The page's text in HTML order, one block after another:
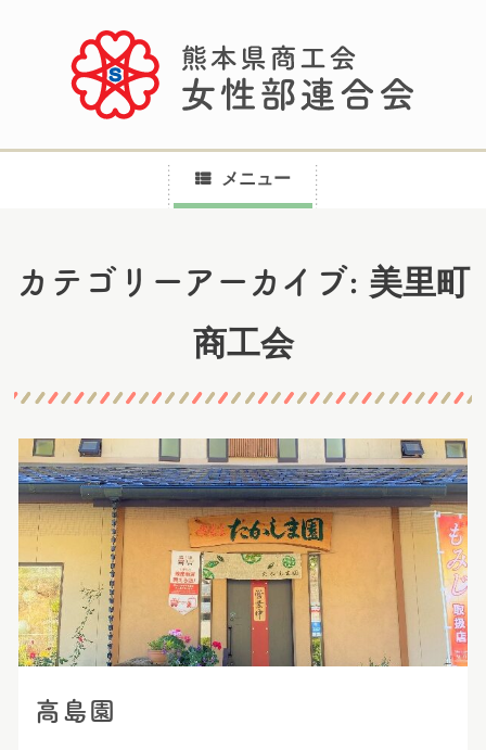
メニュー
ン
キ
ッ
プ
カテゴリーアーカイブ: 美里町
商工会
高島園